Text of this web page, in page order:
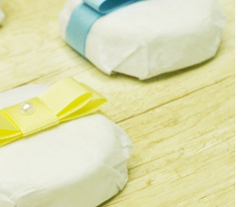
Lembrancinha de
Lembrancinha de Maternidade Recém
Lembrancinhas de Maternidade
Lembrancinha Corporativa
Lembrancinha Corporativa de Páscoa
Lembrancinha Corporativa Dia dos
Lembrancinha Corporativa
Lembrancinha Evento Corporativo
Lembrancinha Personalizada para
Lembrancinha de Aniversário
Lembrancinha de Aniversário Menina
Lembrancinha de Aniversário para